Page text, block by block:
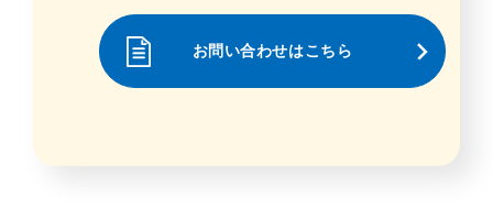
お問い合わせはこちら